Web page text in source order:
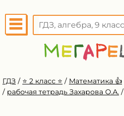
ГДЗ / ⭐️ 2 класс ⭐️ / Математика 👍
/ рабочая тетрадь Захарова О.А. /